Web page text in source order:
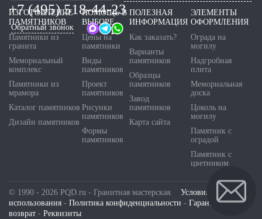
+7 (495) 518-44-23
Обратный звонок
ИЗГОТОВЛЕНИЕ
ПАМЯТНИКОВ
Памятники из
гранита
Мемориальный
комплекс
Памятники из
мрамора
Каталог памятников
Дизайн памятников
ПОМОЩЬ В
ВЫБОРЕ
Цены на
памятники
Виды
памятников
Проект
памятников
Рисунки
памятников
Формы
памятников
ПОЛЕЗНАЯ
ИНФОРМАЦИЯ
Как заказать?
Варианты
памятников
Образцы
памятников
Завод
памятников
Карта сайта
ЭЛЕМЕНТЫ
ОФОРМЛЕНИЯ
Ограда на
могилу
Надгробная
плита
Мемориальная
доска
Цоколь на
могилу
Памятник с
оградой
Памятник с
цветником
© 1990 - 2026 PQD.ru - Гранитная мастерская. Условия
использования - Политика конфиденциальности - Гарантия и
возврат - Реквизиты